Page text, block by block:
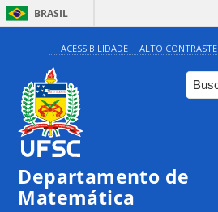
BRASIL
ACESSIBILIDADE ALTO CONTRASTE
Departamento de
Matemática